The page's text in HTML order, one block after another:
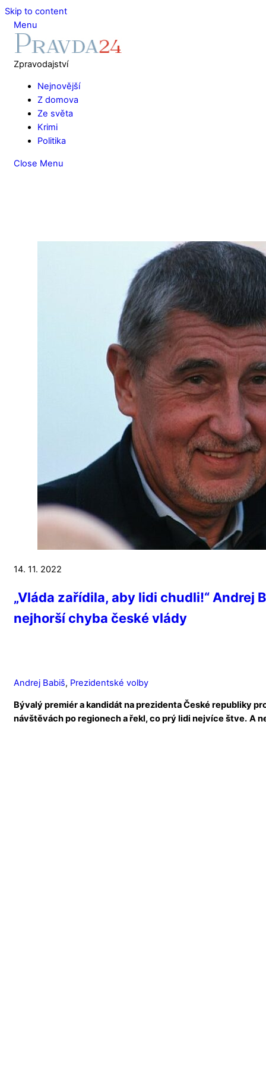
Skip to content
Menu
Zpravodajství
Nejnovější
Z domova
Ze světa
Krimi
Politika
Close Menu
14. 11. 2022
„Vláda zařídila, aby lidi chudli!“ Andrej
nejhorší chyba české vlády
Andrej Babiš, Prezidentské volby
Bývalý premiér a kandidát na prezidenta České republiky
návštěvách po regionech a řekl, co prý lidi nejvíce štve. A